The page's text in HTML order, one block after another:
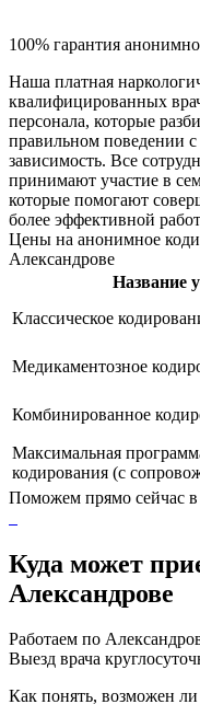
100% гарантия
Наша платная
квалифицированных
персонала, которые
правильном поведении
зависимость. Все
принимают участие в
которые помогают
более эффективной
Цены на анонимное
Александрове
Название
Классическое
Медикаментозное
Комбинированное
Максимальная
кодирования (с
Поможем прямо сейчас
Куда может
Александрове
Работаем по
Выезд врача
Как понять, возможен